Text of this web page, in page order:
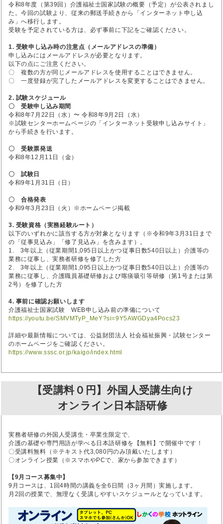
令和8年度（第39回）介護福祉士国家試験の概要（予定）が公表されまし
た。今回の試験より、従来の郵送手続きから「インターネット申し込
み」へ移行します。
受験を予定されている方は、必ず事前に下記をご確認ください。
1. 受験申し込み時の注意点（メールアドレスの準備）
申し込みにはメールアドレスが必要となります。
以下の点にご注意ください。
〇 複数の方が同じメールアドレスを使用することはできません。
〇 一度登録が完了したメールアドレスを変更することはできません。
2. 試験スケジュール
〇 受験申し込み期間
令和8年7月22日（水）〜 令和8年9月2日（水）
※試験センターホームページの「インターネット受験申し込みサイト」
から手続きを行います。
〇 受験票発送
令和8年12月11日（金）
〇 試験日
令和9年1月31日（日）
〇 合格発表
令和9年3月23日（火）※ホームページ掲載
3. 受験資格（実務経験ルート）
以下のいずれかに該当する方が対象となります（※令和9年3月31日まで
の「従事見込み」「修了見込み」を含みます）。
1. 3年以上（従業期間1,095日以上かつ従事日数540日以上）介護等の
業務に従事し、実務者研修を修了した方
2. 3年以上（従業期間1,095日以上かつ従事日数540日以上）介護等の
業務に従事し、介護職員基礎研修および喀痰吸引等研修（第1号または第
2号）を修了した方
4. 事前に確認お願いします
介護福祉士国家試験 WEB申し込み前の準備について
https://youtu.be/SMVMTyP_MeY?si=9Y5AWGDya4Pocs23
詳細や最新情報については、公益財団法人 社会福祉振興・試験センター
のホームページをご確認ください。
https://www.sssc.or.jp/kaigo/index.html
【受講料０円】外国人受講生向け
オンライン日本語研修
実務者研修の外国人受講生・卒業生限定で、
介護の基礎や専門用語が学べる日本語研修を【無料】で開催中です！
〇受講料無料（※テキスト代3,080円のみ頂戴いたします）
〇オンライン授業（※スマホやPCで、家から参加できます）
【9月コース募集中】
9月コースは、1回4時間の講義を全6日間（3ヶ月間）実施します。
月2回の授業で、無理なく受講しやすいスケジュールとなっています。